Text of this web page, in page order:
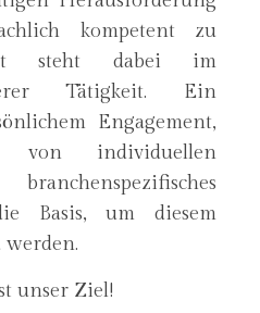
kompetent zu
steht dabei im
Tätigkeit. Ein
Engagement,
von individuellen
Basis, um diesem
werden.
unser Ziel!